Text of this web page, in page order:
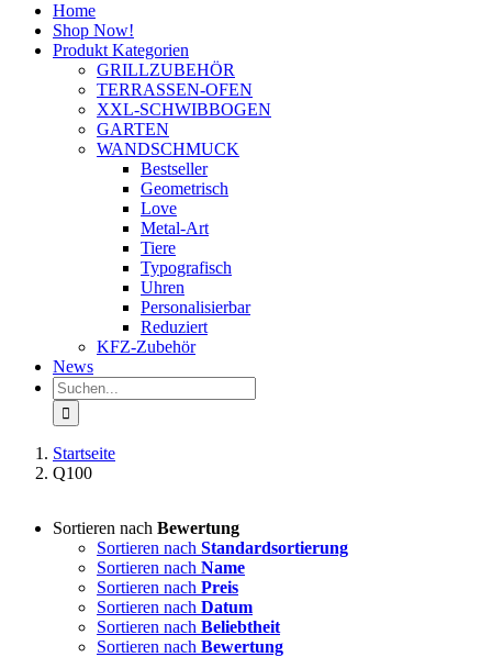
Home
Shop Now!
Produkt Kategorien
GRILLZUBEHÖR
TERRASSEN-OFEN
XXL-SCHWIBBOGEN
GARTEN
WANDSCHMUCK
Bestseller
Geometrisch
Love
Metal-Art
Tiere
Typografisch
Uhren
Personalisierbar
Reduziert
KFZ-Zubehör
News
Suche
nach:
Startseite
Q100
Sortieren nach Bewertung
Sortieren nach Standardsortierung
Sortieren nach Name
Sortieren nach Preis
Sortieren nach Datum
Sortieren nach Beliebtheit
Sortieren nach Bewertung